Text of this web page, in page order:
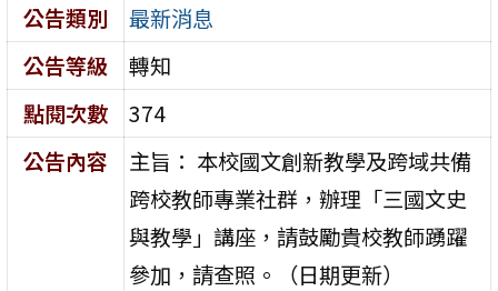
公告類別
最新消息
公告等級
轉知
點閱次數
374
公告內容
主旨： 本校國文創新教學及跨域共備
跨校教師專業社群，辦理「三國文史
與教學」講座，請鼓勵貴校教師踴躍
參加，請查照。（日期更新）